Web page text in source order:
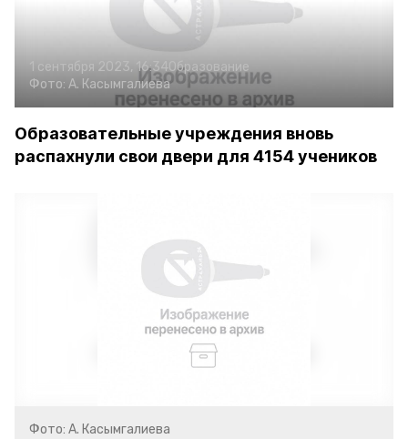
1 сентября 2023, 16:34Образование
Фото: А. Касымгалиева
Образовательные учреждения вновь
распахнули свои двери для 4154 учеников
Фото: А. Касымгалиева